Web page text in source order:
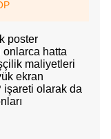
poster
onlarca hatta
maliyetleri
ekran
işareti olarak da